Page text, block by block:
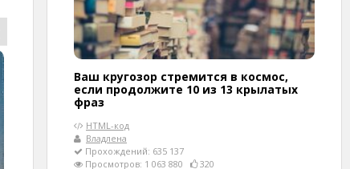
Ваш кругозор стремится в космос,
если продолжите 10 из 13 крылатых
фраз
HTML-код
Владлена
Прохождений: 635 137
Просмотров: 1 063 880
320